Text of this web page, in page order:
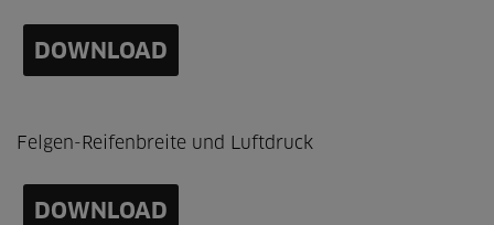
DOWNLOAD
Felgen-Reifenbreite und Luftdruck
DOWNLOAD